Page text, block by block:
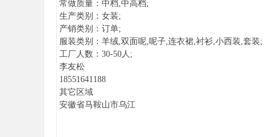
常做质量：中档,中高档;
生产类别：女装;
产销类别：订单;
服装类别：羊绒,双面呢,呢子,连衣裙,衬衫,小西装,套装;
工厂人数：30-50人;
李友松
18551641188
其它区域
安徽省马鞍山市乌江